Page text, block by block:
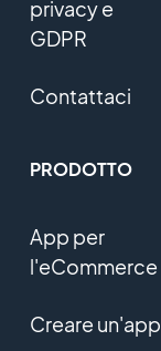
privacy e
GDPR
Contattaci
PRODOTTO
App per
l'eCommerce
Creare un'app